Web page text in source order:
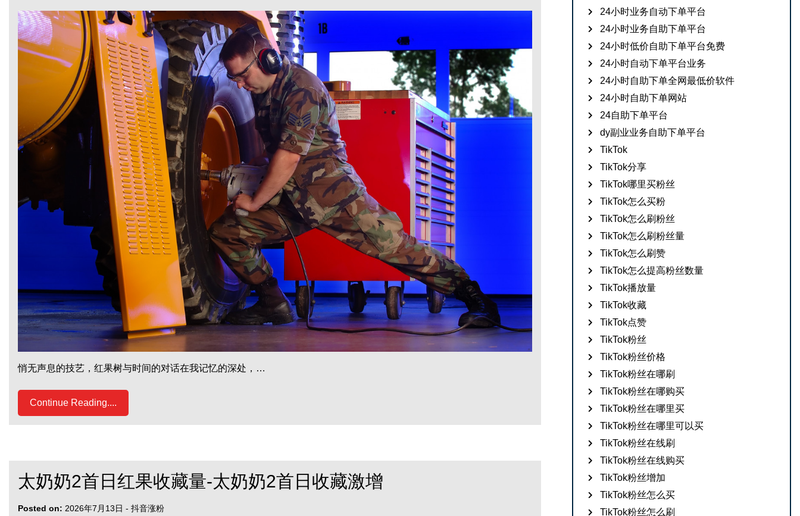
悄无声息的技艺，红果树与时间的对话在我记忆的深处，…
Continue Reading....
太奶奶2首日红果收藏量-太奶奶2首日收藏激增
Posted on: 2026年7月13日 - 抖音涨粉
24小时业务自动下单平台
24小时业务自助下单平台
24小时低价自助下单平台免费
24小时自动下单平台业务
24小时自助下单全网最低价软件
24小时自助下单网站
24自助下单平台
dy副业业务自助下单平台
TikTok
TikTok分享
TikTok哪里买粉丝
TikTok怎么买粉
TikTok怎么刷粉丝
TikTok怎么刷粉丝量
TikTok怎么刷赞
TikTok怎么提高粉丝数量
TikTok播放量
TikTok收藏
TikTok点赞
TikTok粉丝
TikTok粉丝价格
TikTok粉丝在哪刷
TikTok粉丝在哪购买
TikTok粉丝在哪里买
TikTok粉丝在哪里可以买
TikTok粉丝在线刷
TikTok粉丝在线购买
TikTok粉丝增加
TikTok粉丝怎么买
TikTok粉丝怎么刷